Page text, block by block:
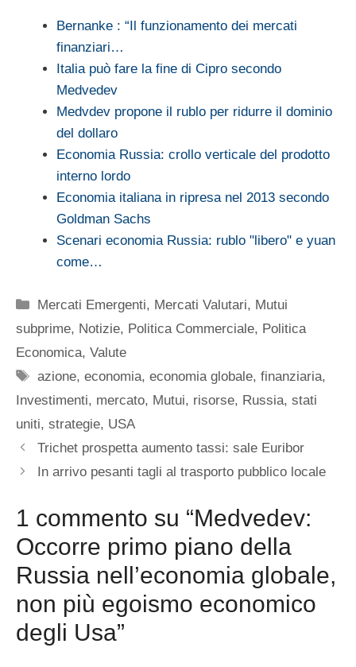
Bernanke : “Il funzionamento dei mercati
finanziari…
Italia può fare la fine di Cipro secondo
Medvedev
Medvdev propone il rublo per ridurre il dominio
del dollaro
Economia Russia: crollo verticale del prodotto
interno lordo
Economia italiana in ripresa nel 2013 secondo
Goldman Sachs
Scenari economia Russia: rublo "libero" e yuan
come…
Categorie
Mercati Emergenti, Mercati Valutari, Mutui
subprime, Notizie, Politica Commerciale, Politica
Economica, Valute
Tag
azione,economia,economia globale,finanziaria,
Investimenti, mercato, Mutui, risorse, Russia, stati
uniti, strategie, USA
Trichet prospetta aumento tassi: sale Euribor
In arrivo pesanti tagli al trasporto pubblico locale
1 commento su “Medvedev:
Occorre primo piano della
Russia nell’economia globale,
non più egoismo economico
degli Usa”